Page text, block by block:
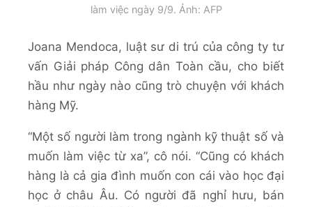
làm việc ngày 9/9. Ảnh: AFP
Joana Mendoca, luật sư di trú của công ty tư
vấn Giải pháp Công dân Toàn cầu, cho biết
hầu như ngày nào cũng trò chuyện với khách
hàng Mỹ.
“Một số người làm trong ngành kỹ thuật số và
muốn làm việc từ xa”, cô nói. “Cũng có khách
hàng là cả gia đình muốn con cái vào học đại
học ở châu Âu. Có người đã nghỉ hưu, bán